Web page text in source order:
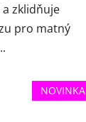
zklidňuje
pro matný
NOVINKA